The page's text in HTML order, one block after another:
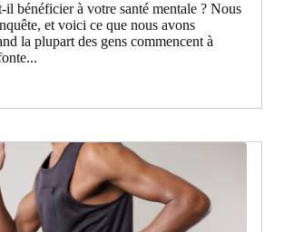
il bénéficier à votre santé mentale ? Nous
et voici ce que nous avons
la plupart des gens commencent à